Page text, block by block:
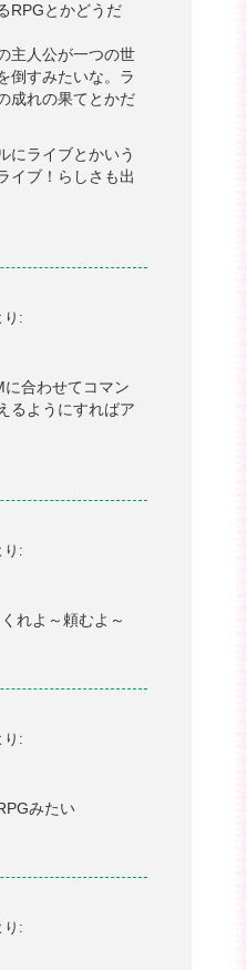
RPGとかどうだ
主人公が一つの世
倒すみたいな。ラ
成れの果てとかだ
にライブとかいう
イブ！らしさも出
り:
合わせてコマン
るようにすればア
り:
れよ～頼むよ～
り:
みたい
り: